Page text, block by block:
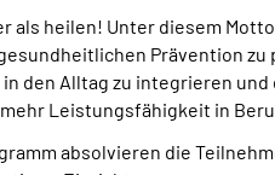
als heilen! Unter diesem
Prävention
den Alltag zu integrieren
Leistungsfähigkeit in
absolvieren die